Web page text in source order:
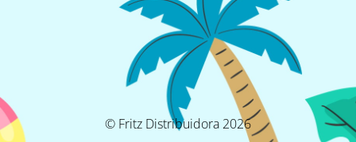
© Fritz Distribuidora 2026